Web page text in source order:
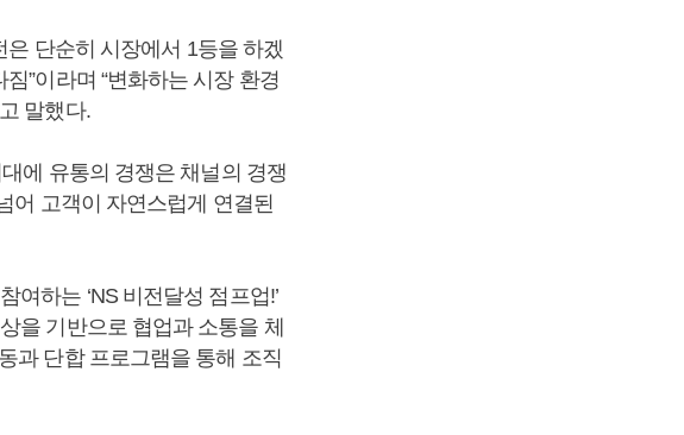
단순히 시장에서 1등을 하겠
”이라며 “변화하는 시장 환경
말했다.
에 유통의 경쟁은 채널의 경쟁
어 고객이 자연스럽게 연결된
하는 ‘NS 비전달성 점프업!’
을 기반으로 협업과 소통을 체
과 단합 프로그램을 통해 조직